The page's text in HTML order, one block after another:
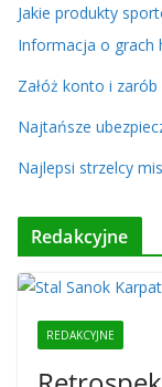
Jakie produkty
Informacja o grach
Załóż konto i zarób
Najtańsze
Najlepsi strzelcy
Redakcyjne
REDAKCYJNE